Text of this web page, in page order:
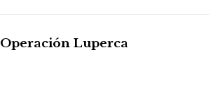
Operación Luperca